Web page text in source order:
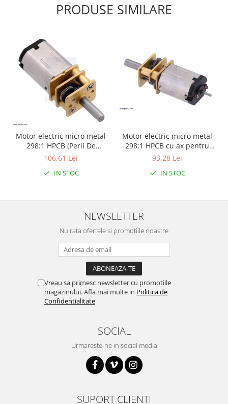
PRODUSE SIMILARE
Motor electric micro metal
298:1 HPCB (Perii De
Carbon)
106,61 Lei
IN STOC
Motor electric micro metal
298:1 HPCB cu ax pentru
encoder (Perii De Carbon)
93,28 Lei
IN STOC
NEWSLETTER
Nu rata ofertele si promotiile noastre
Vreau sa primesc newsletter cu promotiile
magazinului. Afla mai multe in Politica de
Confidentialitate
SOCIAL
Urmareste-ne in social media
SUPORT CLIENTI